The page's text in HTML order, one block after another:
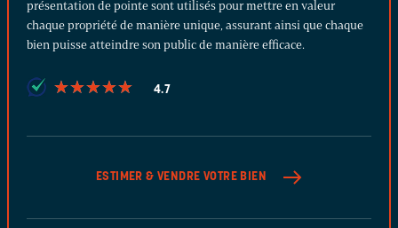
présentation de pointe sont utilisés pour mettre en valeur
chaque propriété de manière unique, assurant ainsi que chaque
bien puisse atteindre son public de manière efficace.
★★★★★
★★★★★ 4.7
ESTIMER & VENDRE VOTRE BIEN